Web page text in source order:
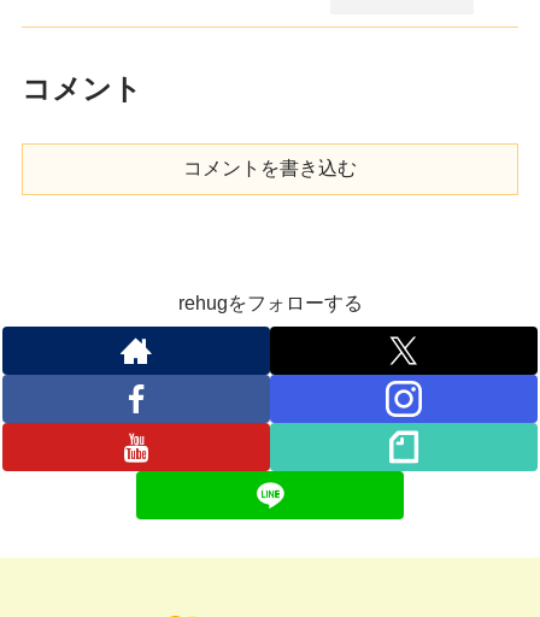
コメント
コメントを書き込む
rehugをフォローする